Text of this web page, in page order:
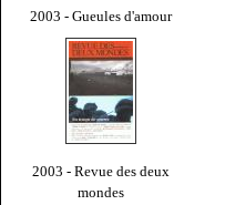
2003 - Gueules d'amour
2003 - Revue des deux
mondes